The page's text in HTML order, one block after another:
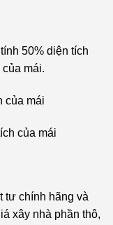
50% diện tích
mái.
của mái
của mái
tư chính hãng và
xây nhà phần thô,